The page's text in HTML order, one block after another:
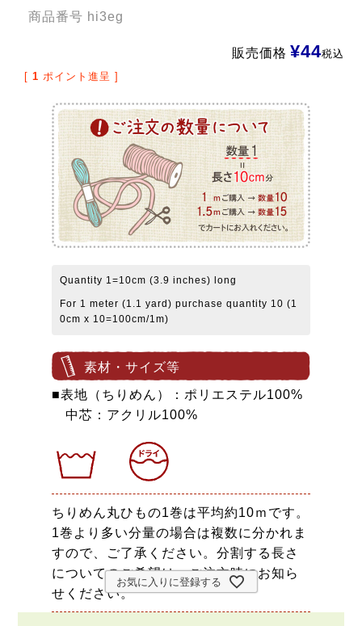
商品番号 hi3eg
販売価格 ¥44税込
[ 1 ポイント進呈 ]
Quantity 1=10cm (3.9 inches) long
For 1 meter (1.1 yard) purchase quantity 10 (1
0cm x 10=100cm/1m)
素材・サイズ等
■表地（ちりめん）：ポリエステル100%
中芯：アクリル100%
ちりめん丸ひもの1巻は平均約10ｍです。
1巻より多い分量の場合は複数に分かれま
すので、ご了承ください。分割する長さ
についてのご希望は、ご注文時にお知ら
せください。
お気に入りに登録する